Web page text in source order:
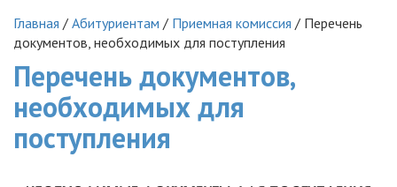
Главная / Абитуриентам / Приемная комиссия / Перечень
документов, необходимых для поступления
Перечень документов,
необходимых для
поступления